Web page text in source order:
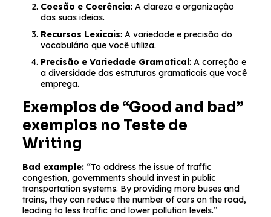
Coesão e Coerência: A clareza e organização
das suas ideias.
Recursos Lexicais: A variedade e precisão do
vocabulário que você utiliza.
Precisão e Variedade Gramatical: A correção e
a diversidade das estruturas gramaticais que você
emprega.
Exemplos de “Good and bad”
exemplos no Teste de
Writing
Bad example:“To address the issue of traffic
congestion, governments should invest in public
transportation systems. By providing more buses and
trains, they can reduce the number of cars on the road,
leading to less traffic and lower pollution levels.”